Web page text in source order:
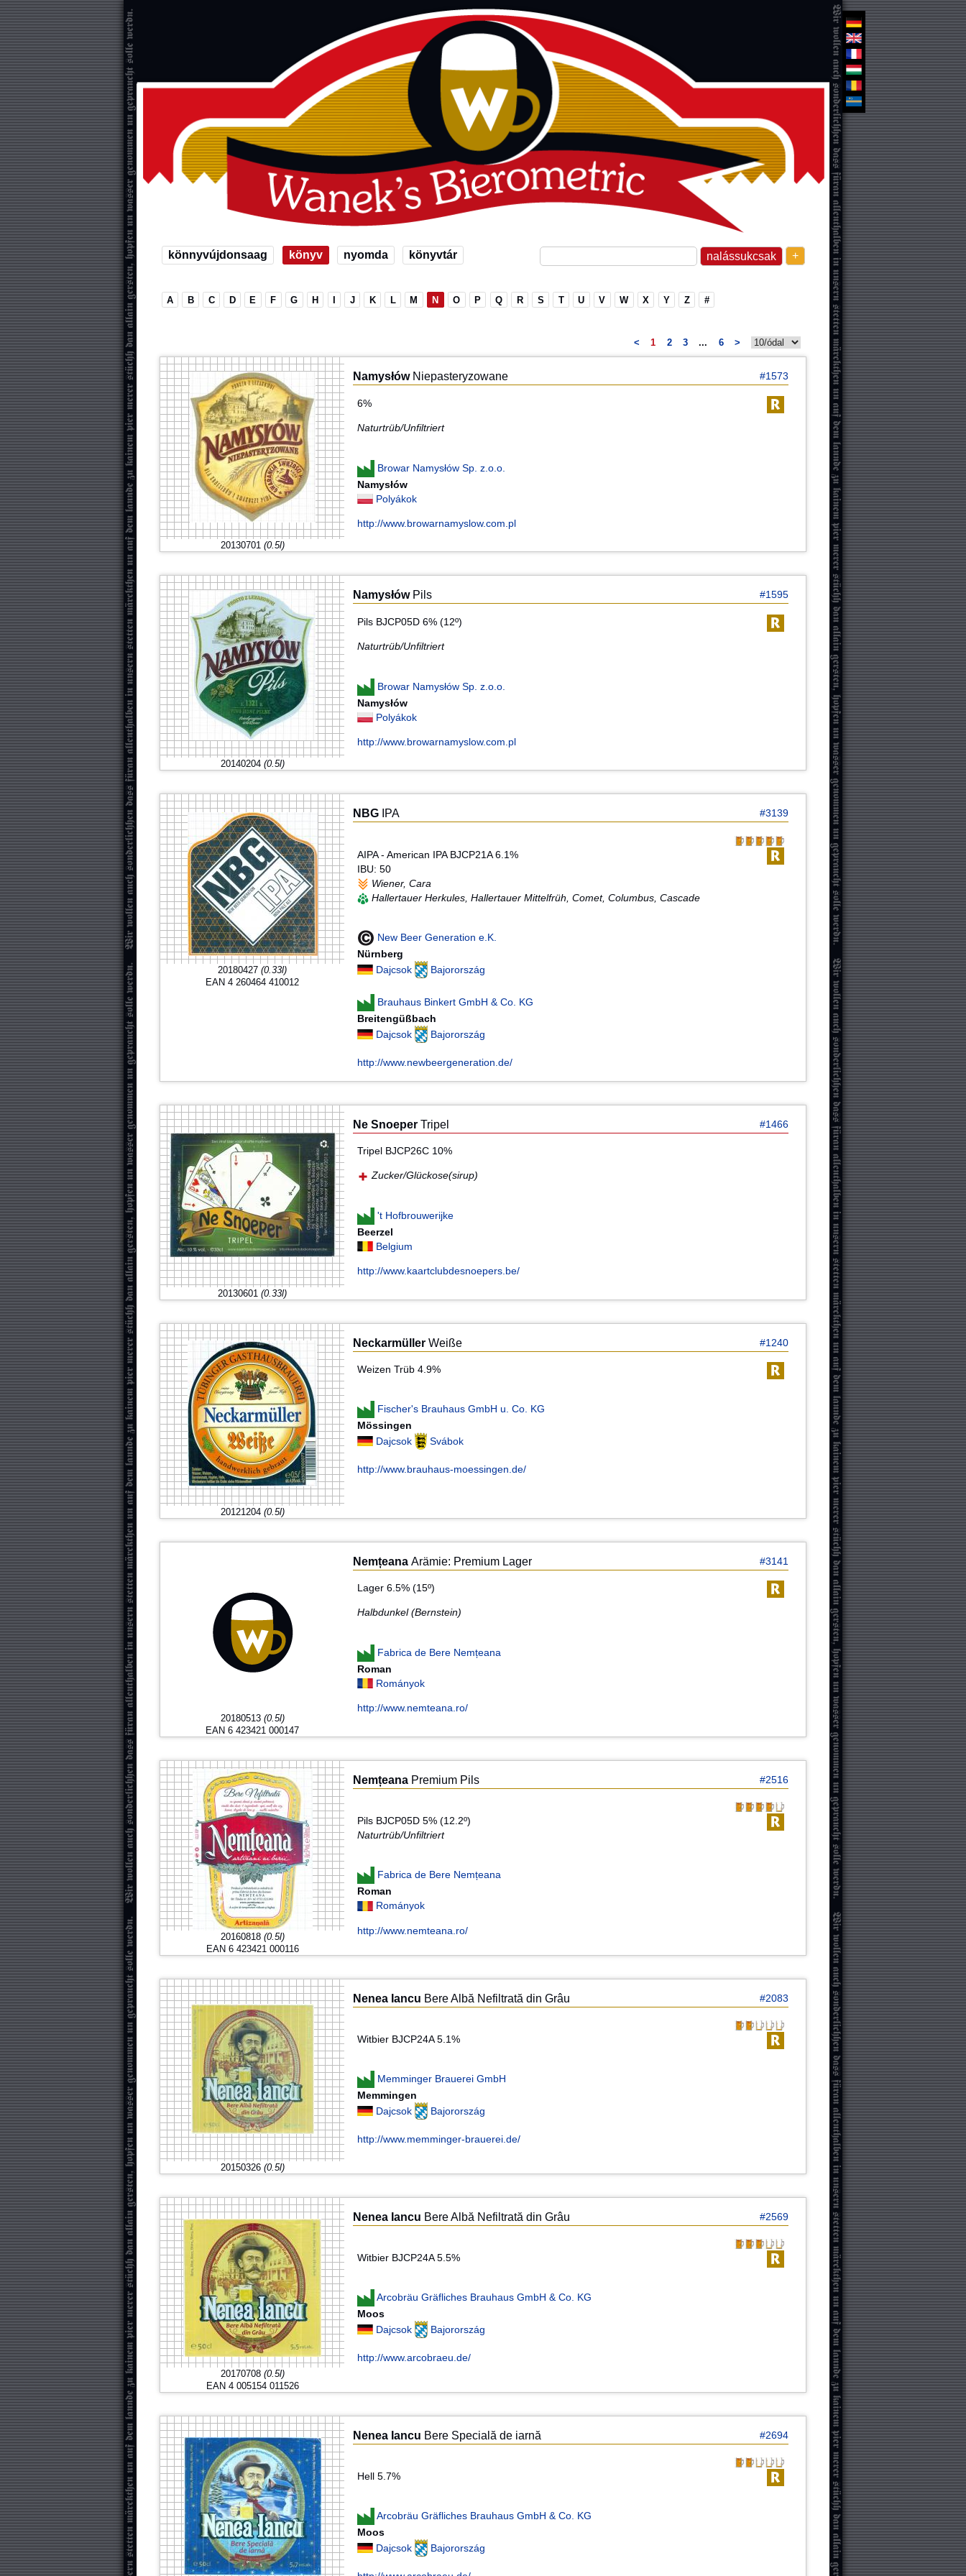
+
könnyvújdonsaag könyv nyomda könyvtár
A B C D E F G H J K L M N O P Q R S T U V W X Y Z #
< 1 2 3 ... 6 >
20130701 (0.5l)
Namysłów Niepasteryzowane #1573
6%
Naturtrüb/Unfiltriert
Browar Namysłów Sp. z.o.o.
Namysłów
Polyákok
http://www.browarnamyslow.com.pl
20140204 (0.5l)
Namysłów Pils #1595
Pils BJCP05D 6% (12º)
Naturtrüb/Unfiltriert
Browar Namysłów Sp. z.o.o.
Namysłów
Polyákok
http://www.browarnamyslow.com.pl
20180427 (0.33l)
EAN 4 260464 410012
NBG IPA #3139
AIPA - American IPA BJCP21A 6.1%
IBU: 50
Wiener, Cara
Hallertauer Herkules, Hallertauer Mittelfrüh, Comet, Columbus, Cascade
New Beer Generation e.K.
Nürnberg
Dajcsok
Bajorország
Brauhaus Binkert GmbH & Co. KG
Breitengüßbach
Dajcsok
Bajorország
http://www.newbeergeneration.de/
20130601 (0.33l)
Ne Snoeper Tripel #1466
Tripel BJCP26C 10%
Zucker/Glückose(sirup)
't Hofbrouwerijke
Beerzel
Belgium
http://www.kaartclubdesnoepers.be/
20121204 (0.5l)
Neckarmüller Weiße #1240
Weizen Trüb 4.9%
Fischer's Brauhaus GmbH u. Co. KG
Mössingen
Dajcsok
Svábok
http://www.brauhaus-moessingen.de/
20180513 (0.5l)
EAN 6 423421 000147
Nemțeana Arämie: Premium Lager #3141
Lager 6.5% (15º)
Halbdunkel (Bernstein)
Fabrica de Bere Nemțeana
Roman
Rományok
http://www.nemteana.ro/
20160818 (0.5l)
EAN 6 423421 000116
Nemțeana Premium Pils #2516
Pils BJCP05D 5% (12.2º)
Naturtrüb/Unfiltriert
Fabrica de Bere Nemțeana
Roman
Rományok
http://www.nemteana.ro/
20150326 (0.5l)
Nenea Iancu Bere Albă Nefiltrată din Grâu #2083
Witbier BJCP24A 5.1%
Memminger Brauerei GmbH
Memmingen
Dajcsok
Bajorország
http://www.memminger-brauerei.de/
20170708 (0.5l)
EAN 4 005154 011526
Nenea Iancu Bere Albă Nefiltrată din Grâu #2569
Witbier BJCP24A 5.5%
Arcobräu Gräfliches Brauhaus GmbH & Co. KG
Moos
Dajcsok
Bajorország
http://www.arcobraeu.de/
Nenea Iancu Bere Specială de iarnă #2694
Hell 5.7%
Arcobräu Gräfliches Brauhaus GmbH & Co. KG
Moos
Dajcsok
Bajorország